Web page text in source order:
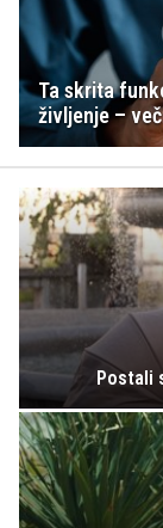
Ta skrita
življenje –
Postali